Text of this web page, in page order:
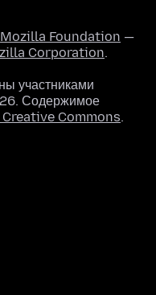
Mozilla Foundation —
Corporation.
участниками
Содержимое
Creative Commons.